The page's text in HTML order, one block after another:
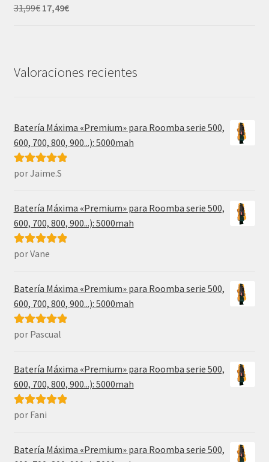
31,99€ El
31,99€.
17,49€El
Valoraciones recientes
Batería Máxima «Premium» para Roomba serie 500,
600, 700, 800, 900...): 5000mah
Valorado con
por Jaime.S
Batería Máxima «Premium» para Roomba serie 500,
600, 700, 800, 900...): 5000mah
Valorado con
por Vane
Batería Máxima «Premium» para Roomba serie 500,
600, 700, 800, 900...): 5000mah
Valorado con
por Pascual
Batería Máxima «Premium» para Roomba serie 500,
600, 700, 800, 900...): 5000mah
Valorado con
por Fani
Batería Máxima «Premium» para Roomba serie 500,